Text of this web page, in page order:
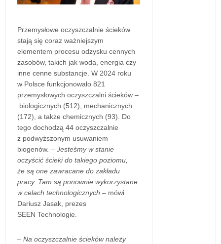
Przemysłowe oczyszczalnie ścieków
stają się coraz ważniejszym
elementem procesu odzysku cennych
zasobów, takich jak woda, energia czy
inne cenne substancje. W 2024 roku
w Polsce funkcjonowało 821
przemysłowych oczyszczalni ścieków –
biologicznych (512), mechanicznych
(172), a także chemicznych (93). Do
tego dochodzą 44 oczyszczalnie
z podwyższonym usuwaniem
biogenów. – Jesteśmy w stanie
oczyścić ścieki do takiego poziomu,
że są one zawracane do zakładu
pracy. Tam są ponownie wykorzystane
w celach technologicznych – mówi
Dariusz Jasak, prezes
SEEN Technologie.
– Na oczyszczalnie ścieków należy